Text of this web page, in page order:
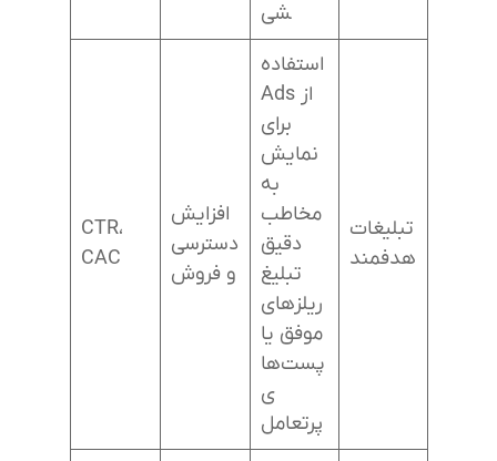
شی
تبلیغات
هدفمند
استفاده
از Ads
برای
نمایش
به
مخاطب
دقیق
تبلیغ
ریلزهای
موفق یا
پست‌ها
ی
پرتعامل
افزایش
دسترسی
و فروش
CTR،
CAC